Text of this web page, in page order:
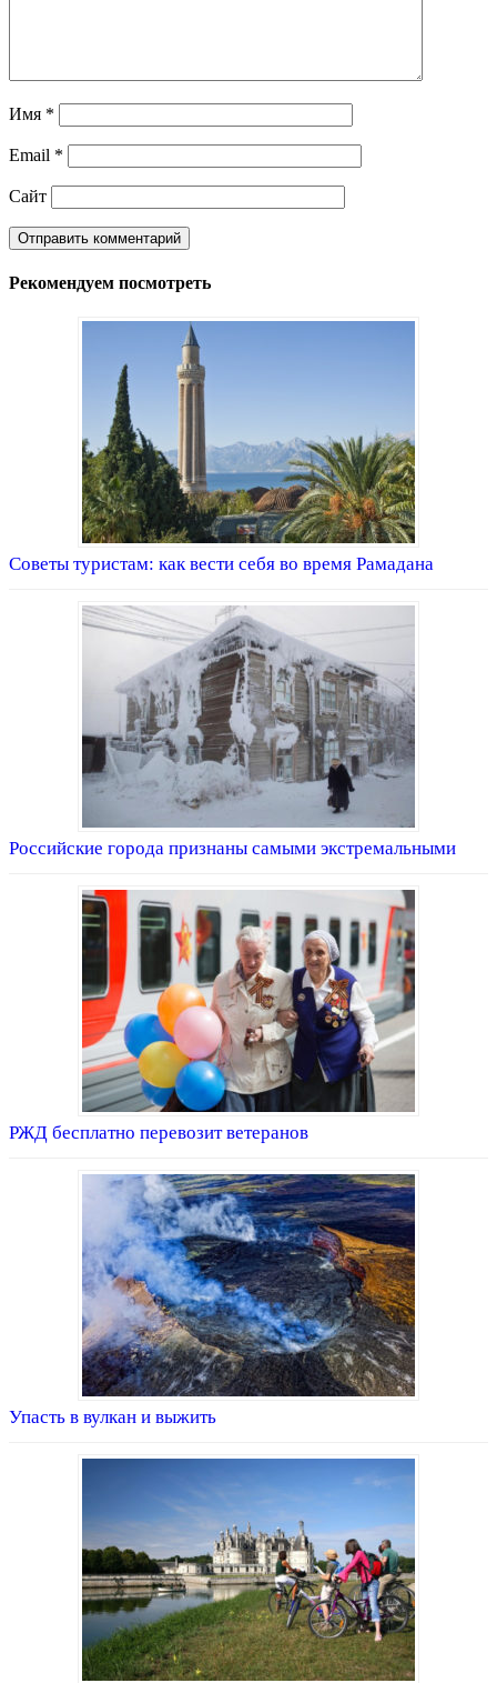
Имя *
Email *
Сайт
Рекомендуем посмотреть
Советы туристам: как вести себя во время Рамадана
Российские города признаны самыми экстремальными
РЖД бесплатно перевозит ветеранов
Упасть в вулкан и выжить